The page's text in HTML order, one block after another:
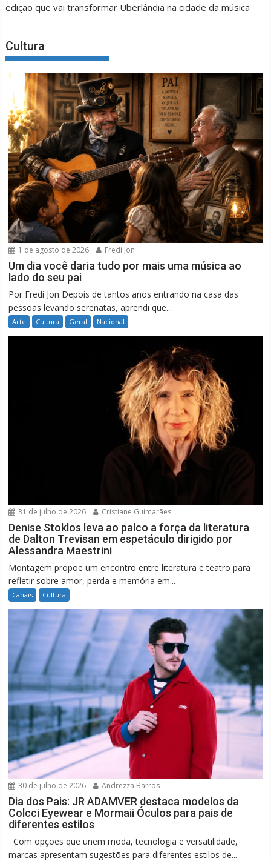
edição que vai transformar Uberlândia na cidade da música
Cultura
1 de agosto de 2026 Fredi Jon
Um dia você daria tudo por mais uma música ao
lado do seu pai
Por Fredi Jon Depois de tantos anos entrando na casa das
pessoas levando serenatas, aprendi que...
Arte Cultura Geral Nacional
31 de julho de 2026 Cristiane Guimarães
Denise Stoklos leva ao palco a força da literatura
de Dalton Trevisan em espetáculo dirigido por
Alessandra Maestrini
Montagem propõe um encontro entre literatura e teatro para
refletir sobre amor, perda e memória em...
Canais Cultura
30 de julho de 2026 Andrezza Barros
Dia dos Pais: JR ADAMVER destaca modelos da
Colcci Eyewear e Mormaii Óculos para pais de
diferentes estilos
Com opções que unem moda, tecnologia e versatilidade,
marcas apresentam sugestões para diferentes estilos de...